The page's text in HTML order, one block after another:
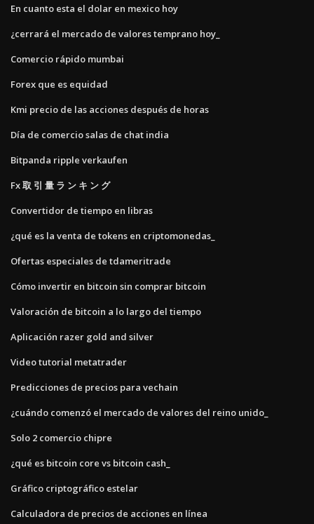
En cuanto esta el dolar en mexico hoy
¿cerrará el mercado de valores temprano hoy_
Comercio rápido mumbai
Forex que es equidad
Kmi precio de las acciones después de horas
Día de comercio salas de chat india
Bitpanda ripple verkaufen
Fx 取 引 量 ラ ン キ ン グ
Convertidor de tiempo en libras
¿qué es la venta de tokens en criptomonedas_
Ofertas especiales de tdameritrade
Cómo invertir en bitcoin sin comprar bitcoin
Valoración de bitcoin a lo largo del tiempo
Aplicación razer gold and silver
Video tutorial metatrader
Predicciones de precios para vechain
¿cuándo comenzó el mercado de valores del reino unido_
Solo 2 comercio chipre
¿qué es bitcoin core vs bitcoin cash_
Gráfico criptográfico estelar
Calculadora de precios de acciones en línea